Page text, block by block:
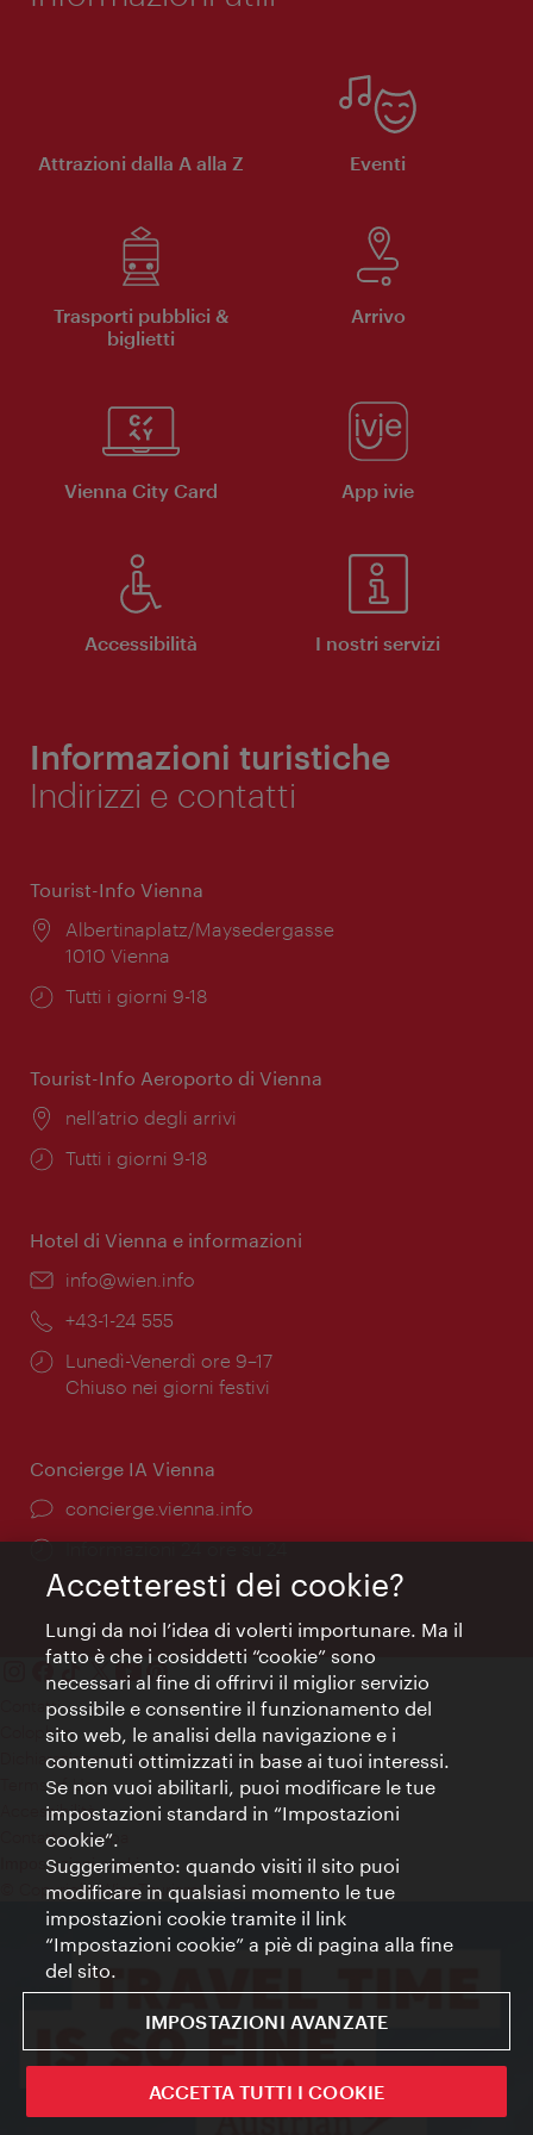
Attrazioni dalla A alla Z Eventi
Trasporti pubblici &
biglietti
Arrivo
Vienna City Card App ivie
Accessibilità I nostri servizi
Informazioni turistiche
Indirizzi e contatti
Tourist-Info Vienna
Posizione:
Albertinaplatz/Maysedergasse
1010 Vienna
Orari
Tutti i giorni 9-18
Tourist-Info Aeroporto di Vienna
Posizione:
nell’atrio degli arrivi
Orari
Tutti i giorni 9-18
Hotel di Vienna e informazioni
Email:
info@wien.info
Telefono:
+43-1-24 555
Orari
di
Lunedì-Venerdì ore 9–17
Chiuso nei giorni festivi
Concierge IA Vienna
Ort:
concierge.vienna.info
Öffnungszeiten:
Informazioni 24 ore su 24
Contatti
Colophon
Dichiarazione sulla protezione dei dati
Terms of Use
Accessibilità
Contatto stampa
Impostazioni cookie
© Copyright WienTourismus
Accetteresti dei cookie?
Lungi da noi l’idea di volerti importunare. Ma il
fatto è che i cosiddetti “cookie” sono
necessari al fine di offrirvi il miglior servizio
possibile e consentire il funzionamento del
sito web, le analisi della navigazione e i
contenuti ottimizzati in base ai tuoi interessi.
Se non vuoi abilitarli, puoi modificare le tue
impostazioni standard in “Impostazioni
cookie”.
Suggerimento: quando visiti il sito puoi
modificare in qualsiasi momento le tue
impostazioni cookie tramite il link
“Impostazioni cookie” a piè di pagina alla fine
del sito.
IMPOSTAZIONI AVANZATE
ACCETTA TUTTI I COOKIE